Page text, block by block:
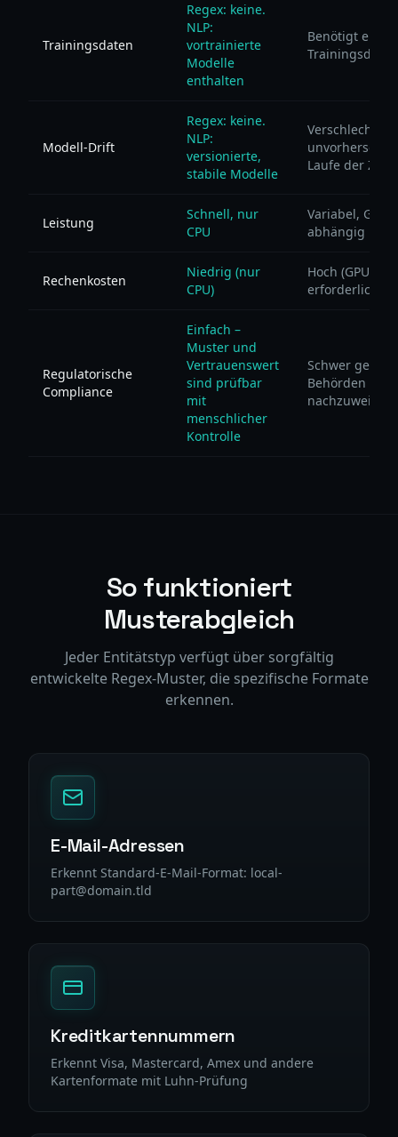
Trainingsdaten
Regex: keine.
NLP:
vortrainierte
Modelle
enthalten
Benötigt
Modell-Drift
Regex: keine.
NLP:
versionierte,
stabile Modelle
Verschlechtert
Laufe der Zeit
Leistung
Schnell, nur
CPU
Variabel, GPU-
abhängig
Rechenkosten
Niedrig (nur
CPU)
Hoch (GPU
erforderlich)
Regulatorische
Compliance
Einfach –
Muster und
Vertrauenswert
sind prüfbar
mit
menschlicher
Kontrolle
Schwer
Behörden
nachzuweisen
So funktioniert
Musterabgleich
Jeder Entitätstyp verfügt über sorgfältig
entwickelte Regex-Muster, die spezifische Formate
erkennen.
E-Mail-Adressen
Erkennt Standard-E-Mail-Format: local-
part@domain.tld
Kreditkartennummern
Erkennt Visa, Mastercard, Amex und andere
Kartenformate mit Luhn-Prüfung